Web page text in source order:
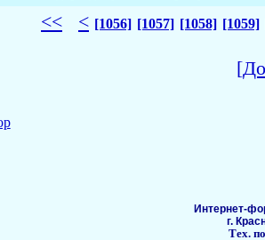
<< < [1056] [1057] [1058] [1059]
Интернет-
г.
Тех.